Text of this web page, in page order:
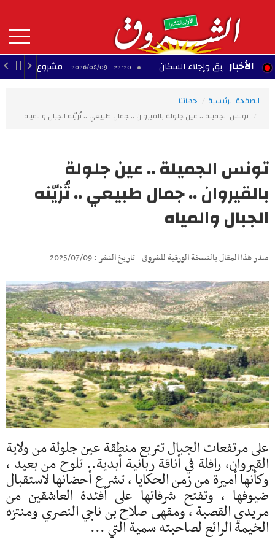
contenu
principal
MAIN
NAVIGATION الأخبار
حريق وإجلاء السكان 22:20 - 2026/08/09 مشروع تجاري متوقف
الصفحة الرئيسية
جهاتنا
تونس الجميلة .. عين جلولة بالقيروان .. جمال طبيعي .. تُزيّنه الجبال والمياه
تونس الجميلة .. عين جلولة
بالقيروان .. جمال طبيعي .. تُزيّنه
الجبال والمياه
صدر هذا المقال بالنسخة الورقية للشروق - تاريخ النشر : 2025/07/09
على مرتفعات الجبال تتربع منطقة عين جلولة من ولاية
القيروان، رافلة في أناقة ربانية أبدية.. تلوح من بعيد ،
وكأنها أميرة من زمن الحكايا ، تشرع أحضانها لاستقبال
ضيوفها ، وتفتح شرفاتها على أفئدة العاشقين من
مريدي القصبة ، ومقهى صلاح بن ناجي النصري ومنتزه
الخيمة الرائع لصاحبته سمية التي ...